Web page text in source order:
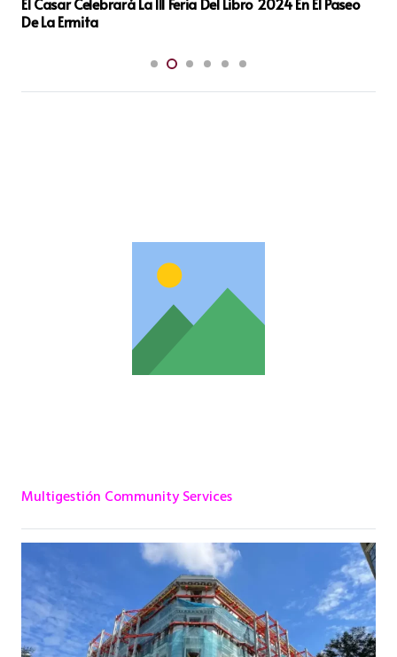
euros adicionales para apoyar a los apicultores
Multigestión Community Services